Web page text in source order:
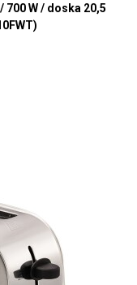
700 W / doska 20,5